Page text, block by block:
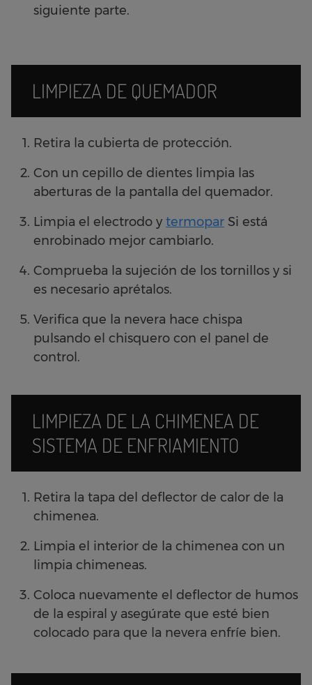
siguiente parte.
LIMPIEZA DE QUEMADOR
Retira la cubierta de protección.
Con un cepillo de dientes limpia las
aberturas de la pantalla del quemador.
Limpia el electrodo y termopar Si está
enrobinado mejor cambiarlo.
Comprueba la sujeción de los tornillos y si
es necesario aprétalos.
Verifica que la nevera hace chispa
pulsando el chisquero con el panel de
control.
LIMPIEZA DE LA CHIMENEA DE
SISTEMA DE ENFRIAMIENTO
Retira la tapa del deflector de calor de la
chimenea.
Limpia el interior de la chimenea con un
limpia chimeneas.
Coloca nuevamente el deflector de humos
de la espiral y asegúrate que esté bien
colocado para que la nevera enfríe bien.